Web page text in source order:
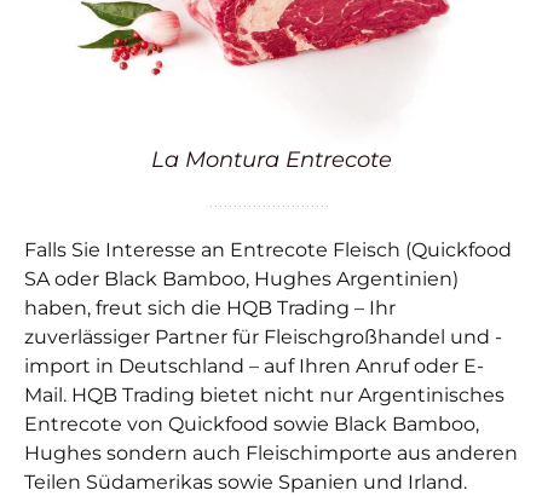
La Montura Entrecote
Falls Sie Interesse an Entrecote Fleisch (Quickfood
SA oder Black Bamboo, Hughes Argentinien)
haben, freut sich die HQB Trading – Ihr
zuverlässiger Partner für Fleischgroßhandel und -
import in Deutschland – auf Ihren Anruf oder E-
Mail. HQB Trading bietet nicht nur Argentinisches
Entrecote von Quickfood sowie Black Bamboo,
Hughes sondern auch Fleischimporte aus anderen
Teilen Südamerikas sowie Spanien und Irland.